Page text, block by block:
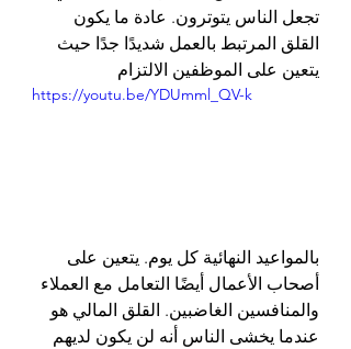
تجعل الناس يتوترون. عادة ما يكون
القلق المرتبط بالعمل شديدًا جدًا حيث
يتعين على الموظفين الالتزام
https://youtu.be/YDUmml_QV-k
بالمواعيد النهائية كل يوم. يتعين على
أصحاب الأعمال أيضًا التعامل مع العملاء
والمنافسين الغاضبين. القلق المالي هو
عندما يخشى الناس أنه لن يكون لديهم